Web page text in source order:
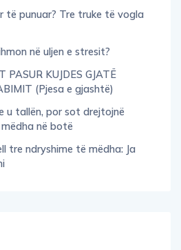
të punuar? Tre truke të vogla
në uljen e stresit?
PASUR KUJDES GJATË
(Pjesa e gjashtë)
u tallën, por sot drejtojnë
në botë
tre ndryshime të mëdha: Ja